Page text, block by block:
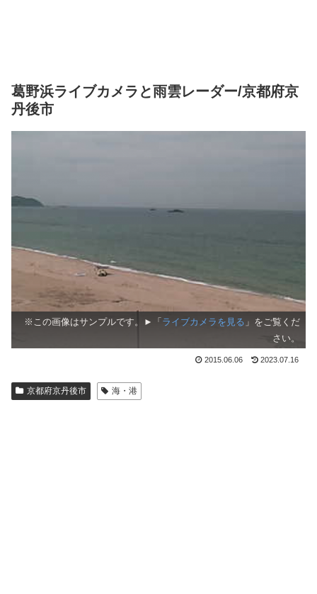
葛野浜ライブカメラと雨雲レーダー/京都府京
丹後市
※この画像はサンプルです。►「 ライブカメラを見る 」をご覧くだ
さい。
2015.06.06 2023.07.16
京都府京丹後市 海・港